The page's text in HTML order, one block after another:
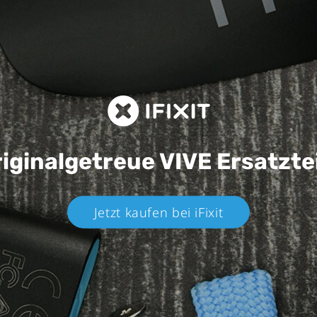
VIVE
Jetzt kaufen bei iFixit​